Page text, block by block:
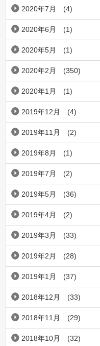
2020年7月 (4)
2020年6月 (1)
2020年5月 (1)
2020年2月 (350)
2020年1月 (1)
2019年12月 (4)
2019年11月 (2)
2019年8月 (1)
2019年7月 (2)
2019年5月 (36)
2019年4月 (2)
2019年3月 (33)
2019年2月 (28)
2019年1月 (37)
2018年12月 (33)
2018年11月 (29)
2018年10月 (32)